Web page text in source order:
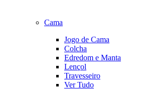
Cama
Jogo de Cama
Colcha
Edredom e Manta
Lençol
Travesseiro
Ver Tudo